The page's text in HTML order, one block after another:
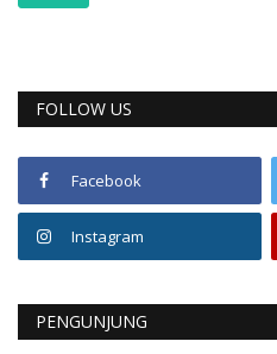
FOLLOW US
Facebook
Instagram
PENGUNJUNG